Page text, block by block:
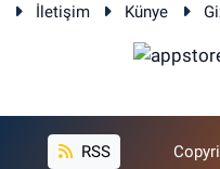
İletişim Künye
RSS